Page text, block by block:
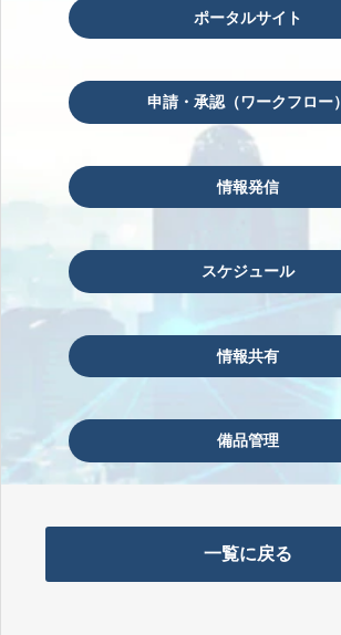
ポータルサイト
申請・承認（ワークフロー）
情報発信
スケジュール
情報共有
備品管理
一覧に戻る